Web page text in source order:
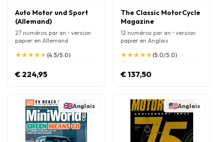
Auto Motor und Sport
(Allemand)
27 numéros par an • version
papier en Allemand
★
★★
★★
★★
★★
★ (4.5/5.0)
€ 224,95
The Classic MotorCycle
Magazine
12 numéros par an • version
papier en Anglais
★
★★
★★
★★
★★
★(5.0/5.0)
€ 137,50
Anglais Anglais